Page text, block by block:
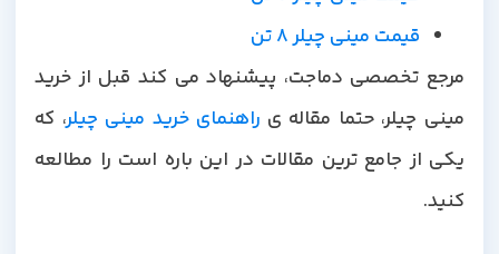
قیمت مینی چیلر 8 تن
مرجع تخصصی دماجت، پیشنهاد می کند قبل از خرید
مینی چیلر، حتما مقاله یراهنمای خرید مینی چیلر ، که
یکی از جامع ترین مقالات در این باره است را مطالعه
کنید.